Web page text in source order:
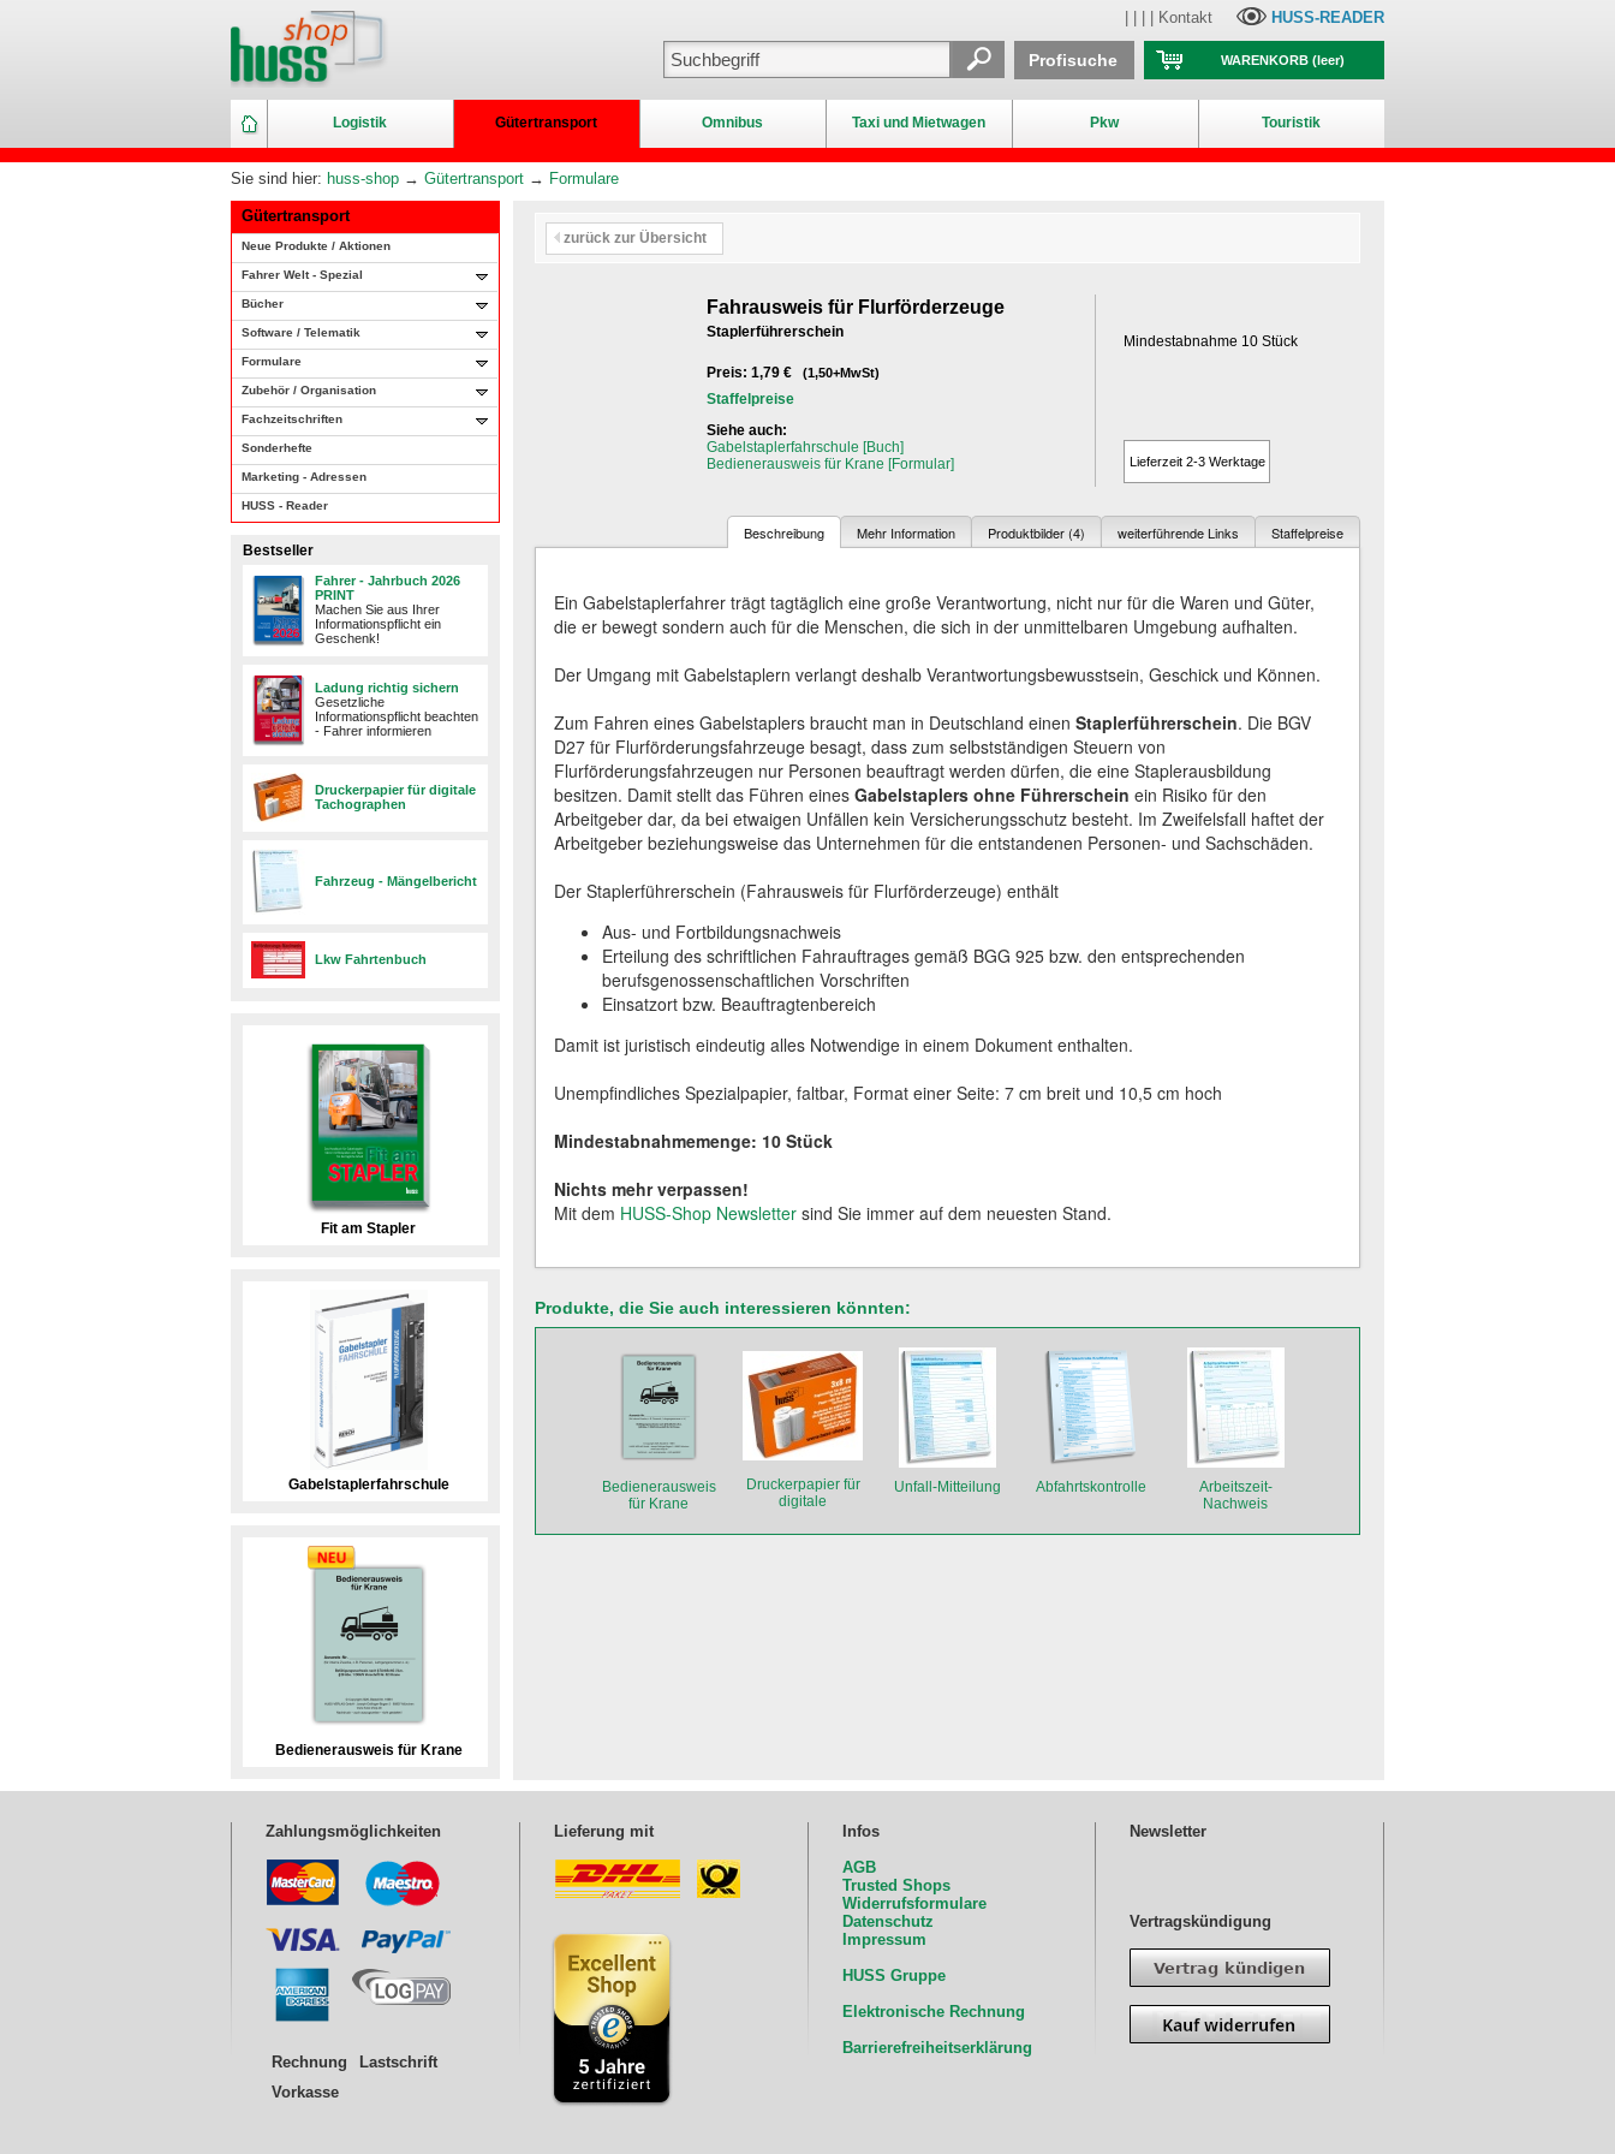
Logistik Gütertransport Omnibus Taxi und Mietwagen Pkw Touristik
Kontakt HUSS-READER
WARENKORB(leer)
Profisuche
Sie sind hier: huss-shop → Gütertransport → Formulare
Gütertransport
Neue Produkte / Aktionen
Fahrer Welt - Spezial
Bücher
Software / Telematik
Formulare
Zubehör / Organisation
Fachzeitschriften
Sonderhefte
Marketing - Adressen
HUSS - Reader
Bestseller
Fahrer - Jahrbuch 2026
PRINT
Machen Sie aus Ihrer
Informationspflicht ein
Geschenk!
Ladung richtig sichern
Gesetzliche
Informationspflicht beachten
- Fahrer informieren
Druckerpapier für digitale
Tachographen
Fahrzeug - Mängelbericht
Lkw Fahrtenbuch
Fit am Stapler
Gabelstaplerfahrschule
Bedienerausweis für Krane
zurück zur Übersicht
Fahrausweis für Flurförderzeuge
Staplerführerschein
Preis: 1,79 € (1,50+MwSt)
Staffelpreise
Siehe auch:
Gabelstaplerfahrschule [Buch]
Bedienerausweis für Krane [Formular]
Mindestabnahme 10 Stück
Lieferzeit 2-3 Werktage
Beschreibung Mehr Information Produktbilder (4) weiterführende Links Staffelpreise
Ein Gabelstaplerfahrer trägt tagtäglich eine große Verantwortung, nicht nur für die Waren und Güter,
die er bewegt sondern auch für die Menschen, die sich in der unmittelbaren Umgebung aufhalten.
Der Umgang mit Gabelstaplern verlangt deshalb Verantwortungsbewusstsein, Geschick und Können.
Zum Fahren eines Gabelstaplers braucht man in Deutschland einen Staplerführerschein. Die BGV
D27 für Flurförderungsfahrzeuge besagt, dass zum selbstständigen Steuern von
Flurförderungsfahrzeugen nur Personen beauftragt werden dürfen, die eine Staplerausbildung
besitzen. Damit stellt das Führen eines Gabelstaplers ohne Führerschein ein Risiko für den
Arbeitgeber dar, da bei etwaigen Unfällen kein Versicherungsschutz besteht. Im Zweifelsfall haftet der
Arbeitgeber beziehungsweise das Unternehmen für die entstandenen Personen- und Sachschäden.
Der Staplerführerschein (Fahrausweis für Flurförderzeuge) enthält
Aus- und Fortbildungsnachweis
Erteilung des schriftlichen Fahrauftrages gemäß BGG 925 bzw. den entsprechenden
berufsgenossenschaftlichen Vorschriften
Einsatzort bzw. Beauftragtenbereich
Damit ist juristisch eindeutig alles Notwendige in einem Dokument enthalten.
Unempfindliches Spezialpapier, faltbar, Format einer Seite: 7 cm breit und 10,5 cm hoch
Mindestabnahmemenge: 10 Stück
Nichts mehr verpassen!
Mit dem HUSS-Shop Newsletter sind Sie immer auf dem neuesten Stand.
Produkte, die Sie auch interessieren könnten:
Bedienerausweis
für Krane
Druckerpapier für
digitale
Unfall-Mitteilung Abfahrtskontrolle
Arbeitszeit-
Nachweis
Zahlungsmöglichkeiten
Rechnung
Lastschrift
Vorkasse
Lieferung mit
Infos
AGB
Trusted Shops
Widerrufsformulare
Datenschutz
Impressum
HUSS Gruppe
Elektronische Rechnung
Barrierefreiheitserklärung
Newsletter
Vertragskündigung